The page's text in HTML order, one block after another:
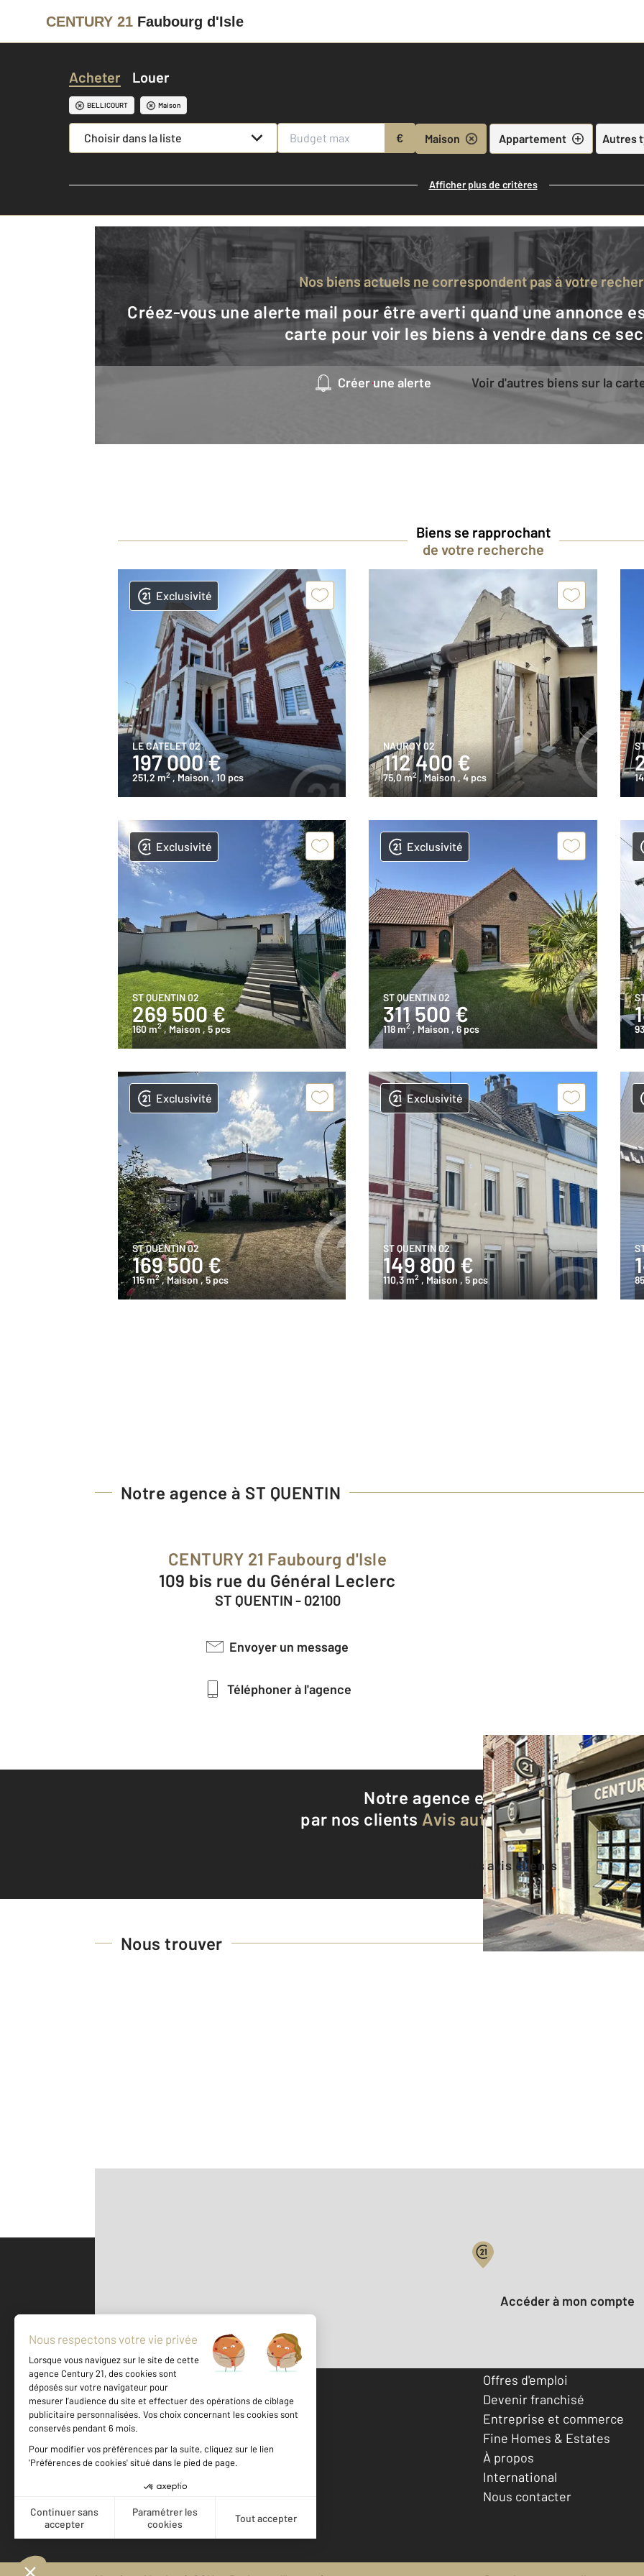
CENTURY 21 Faubourg d'Isle
Acheter Louer
BELLICOURT Maison
Choisir dans la liste € Maison Appartement Autres
Afficher plus de critères
Nos biens actuels ne correspondent pas à votre
Créez-vous une alerte mail pour être averti quand une annonce est en ligne et consultez la
carte pour voir les biens à vendre dans ce
Créer une alerte Voir d'autres biens sur la
Biens se rapprochant
de votre recherche
Exclusivité
LE CATELET 02
197 000 €
251,2 m2 , Maison , 10 pcs
NAUROY 02
112 400 €
75,0 m2 , Maison , 4 pcs
Exclusivité
ST QUENTIN 02
269 500 €
160 m2 , Maison, 5 pcs
Exclusivité
ST QUENTIN 02
311 500 €
118 m2 , Maison , 6 pcs
Exclusivité
ST QUENTIN 02
169 500 €
115 m2 , Maison, 5 pcs
Exclusivité
ST QUENTIN 02
149 800 €
110,3 m2 , Maison , 5 pcs
Notre agence à ST QUENTIN
CENTURY 21 Faubourg d'Isle
109 bis rue du Général Leclerc
ST QUENTIN - 02100
Envoyer un message
Téléphoner à l'agence
Notre agence est notée9,3/10
par nos clients Avis authentifiés par
Voir tous les avis clients
Nous trouver
500 m ©Mappy
Votre compte :
Accéder à mon compte
Votre agence est notée
Achat
Location
Offres d'emploi
Devenir franchisé
Entreprise et commerce
Fine Homes & Estates
À propos
International
Nous contacter